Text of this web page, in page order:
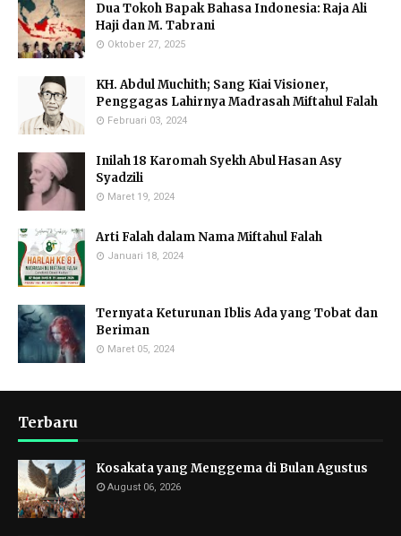
Dua Tokoh Bapak Bahasa Indonesia: Raja Ali
Haji dan M. Tabrani
Oktober 27, 2025
KH. Abdul Muchith; Sang Kiai Visioner,
Penggagas Lahirnya Madrasah Miftahul Falah
Februari 03, 2024
Inilah 18 Karomah Syekh Abul Hasan Asy
Syadzili
Maret 19, 2024
Arti Falah dalam Nama Miftahul Falah
Januari 18, 2024
Ternyata Keturunan Iblis Ada yang Tobat dan
Beriman
Maret 05, 2024
Terbaru
Kosakata yang Menggema di Bulan Agustus
August 06, 2026